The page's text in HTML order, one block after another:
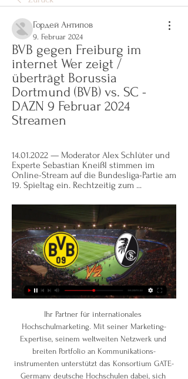
Гордей Антипов
9. Februar 2024
BVB gegen Freiburg im
internet Wer zeigt /
überträgt Borussia
Dortmund (BVB) vs. SC -
DAZN 9 Februar 2024
Streamen
14.01.2022 — Moderator Alex Schlüter und
Experte Sebastian Kneißl stimmen im
Online-Stream auf die Bundesliga-Partie am
19. Spieltag ein. Rechtzeitig zum ...
Ihr Partner für internationales Hochschulmarketing. Mit seiner Marketing-Expertise, seinem weltweiten Netzwerk und breiten Portfolio an Kommunikations-instrumenten unterstützt das Konsortium GATE-Germany deutsche Hochschulen dabei, sich international zu positionieren.

ORF SPORT + mit Eishockey-WM-Spielen Lettland – Österreich und Russland – Österreich Auch am 11. und 12. Mai: Tennis, UEFA Euro 2019 Women’s Under 17, …

Handball Ergebnisse der Spiele des 13. September 2017 Die Handball Ergebnisse der Spiele vom 13. September 2017 im Ergebnis Archiv. Für den Handball Mittwoch, den 13.9.2017 sind auf 2 Seite(n) insgesamt 57 Ergebnisse vorhanden.

Mit Indeed können Sie Millionen Jobs durchsuchen und somit den nächsten Schritt in Ihrer Karriere planen. Wir begleiten Sie mit unseren Tools bei jedem Schritt auf diesem Weg.

Nachfolgend schlagen wir die Prognose für das Fußballspiel MSV Duisburg - Greuther Fürth, gültig für die Liga/Cup DFB-Pokal, die auf 10/08/2019 gespielt werden.

Hertha BSC hat das Auswärtsspiel gegen den 1. FC Köln klar für sich entschieden. Die Berliner gewannen mit 4:0 (1:0) und verbesserten sich in der Tabelle auf Platz zehn. Der in der 58. Minute.

LASK hielt mit 0:1 bei Besiktas EL-Aufstiegschance am Leben. Der einzige Treffer der Partie fiel bereits in der 6. Minute. Die Linzer waren mit viel Engagement bei der Sache und hatten durchaus Ausgleichschancen. Read more on the original site. Most Popular (24 Hours)

Der FC Vaduz übersteht die erste Qualifikationsrunde zur Europa League. Nach einem torlosen Remis im Hinspiel in Island siegen die Liechtensteiner daheim gegen Breidablik Kopavogur 2:1.

The latest Tweets from FC St. Pauli (@fcstpauli). +++ Offizieller Twitter-Account des FC St. Pauli | English: @fcstpauli_EN +++ #fcsp +++ Datenschutzerklärung: https.

Borussia Dortmund - SC Freiburg im TV und Livestream vor 5 Tagen — Zum Glück für viele BVB-Fans wird Dortmund aufgrund der großen Reichweite ausgewählt – so war es auch in der 3. Runde gegen den VfL Bochum ( ...

Stade Lausanne-Ouchy ist das Team der Stunde. Nach drei Siegen in Serie möchte das Team von Andrea Binotto im Aarauer Brügglifeld für die nächste Überraschung sorgen. Das Momentum hat der Aufsteiger dabei auf seiner Seite.

Dortmund gegen SC Freiburg im Live-Stream Wer zeigt / übertr vor 30 Minuten — Bundesliga: Borussia Dortmund gegen den SC Freiburg Auch online überträgt Sky die Partie Dortmund gegen Freiburg live. Über Sky Go und WOW TV ( ...

Pustertal übernimmt nach Niederlage von Wipptal die Tabellenführung SuedtirolNews.it - Sport. Bruneck – Der HC Pustertal Wölfe ist neuer Tabellenführer der Alps Hockey League. Der Vizemeister der vergangenen Saison gewann gegen die Red Bull. SuedtirolNews.it / Sport-20. Oktober 2019, 12:00 Uhr

BVB ist "guter Dinge" und will gegen Freiburg Reaktion zeigen vor 12 Stunden — Borussia Dortmund will im Heimspiel gegen den SC Freiburg zurück in die Erfolgsspur. Die Enttäuschung des Remis in Heidenheim soll Energien ...

Freiburg TV Übertragung heute: BVB live im Stream und TV 14.01.2022 — 1. Bundesliga – Dortmund vs. Freiburg: Datum, Uhrzeit, Spielort, Schiedsrichter. Das Spiel zwischen Borussia Dortmund und SC Freiburg findet ...

Der Dänische Eishockeypokal ist der nationale Pokalwettbewerb in Dänemark im Eishockey. Erstmals fand der Wettbewerb 1998 statt. Er wird seit der Saison 2001/02 jährlich ausgetragen.

Fußball in Wien. Hier finden sie alle Wiener Fußball Ergebnisse, Tabellen und Torschützen. Jetzt kostenlos die Fußball App für Ihr Handy holen!

Mit diesem guten Zug starteten die Frankfurterinnen auch in die neue Sai- son. Nach zwei Spielen gegen zwei hochkarätige Gegner wie die Turbi- nen aus Potsdam und dem FC Bay- ern München konnte die Frankfurter Mannschaft drei Punkte durch einen knappen 3:2-Sieg mitnehmen und gut in die Saison starten. Am dritten Spiel- tag triff t der 1. FFC.

Online Shop! Jetzt bestellen > Zum Shop. Essenz unser Kundenmagazin. zum Magazin. exclusiv bei vinazion. London Dry Gin by vinazion. zum Shop. Unsere Highlights. Drei Spitzenweine. 3 Kundenkarte. Inhaber einer Kundenkarte profitieren von mindestens. 10% Rabatt! > mehr.

Event Name Start Datum TV Sender Sport erstellt von ; FC Dallas – New York City FC: 23. September 2019 um 00:00 Uhr: sportdigital.tv: Fußball USA, Major League Soccer, 31.

Nur ein Jahr später wurde er in die Jugendabteilung des Erstligisten Grasshopper Club Zürich übernommen. Ab dem Beginn der Spielzeit 2009/10 erhielt er Spielpraxis bei der zweiten Mannschaft der Grasshoppers, mit welcher er in der dritthöchsten Liga antrat.

Nach dem erfolgreichen Abschluss eines Bachelorstudiums können Studierende in Australien einen aufbauenden Studiengang – auch Postgraduate Studies genannt – belegen. Ähnlich wie in Deutschland dauert in Australien der Master zwischen zwei und vier Semestern. Zugangsvoraussetzung ist in der Regel der Bachelorabschluss, in Ausnahmefällen.

Die Playoffs 2016 in der DEL stehen an, Eishockey pur! Diese Spiele werden live übertragen und so sehen Sie sie live im TV und im kostenlosen Live-Stream.

Das Eintracht Frankfurt Heimtrikot 2019/2020 besticht durch Längsstreifen in den Vereinsfarben Rot, Schwarz und Weiß. Im Kontrast dazu steht das SGE Auswärtstrikot 19/20 ganz in Weiß mit Akzenten in Rot und Schwarz, an Ärmeln und Hals.

Bundesliga: Borussia Dortmund gegen den SC Freiburg live Auch online überträgt Sky die Partie Dortmund gegen Freiburg live. Über Sky Go und WOW TV (ehemals Sky Ticket) [Anzeige] könnt ihr den Livestream mitverfolgen.

Fram Larvik gegen Florø Live-Ticker (und kostenlos Übertragung Video Live-Stream sehen im Internet) startet am 5.10.2019. um 12:00 (UTC Zeitzone) in Fram Stadion, Larvik, Norway, in …

BVB gegen den SC Freiburg live: Das Freitagsspiel in TV und vor 2 Tagen — Borussia Dortmund empfängt am Freitag den SC Freiburg. Wir erklären, wo und wie Sie das BVB-Heimspiel live im TV verfolgen können.

Universidad Nacional de Hurlingham. Schulwesen. Noticias Merlo. Universidad Nacional de Luján - Sede Campana. Hochschule und Universität. Municipalidad de San Miguel (Buenos Aires) Regierungsinstitution. Centro. Gewerkschaft. Seiten, die dieser Seite gefallen. Universidad Nacional de Luján - Sede San Fernando. Aktueller Beitrag der Seite.

Sport-Club Freiburg - Borussia Dortmund | Saison 2022/2023 Spieltag in Augsburg einen direkten Freistoß zur 2:0-Führung ins Netz. Auch beim 2 Der SC Freiburg ist bereits seit drei Heimspielen gegen Borussia Dortmund ...

Nach dem Verlust der weißen Weste in der Volksbank-Arena am Sonntag gegen die DUKES und der damit verbundenen verlorenen Tabellenführung, soll... weiterlesen. Coach Nabil Info. Verein. In einem von Defensive geprägten Schlagerspiel konnten sich heute die Gäste aus Klosterneuburg knapp mit 64:59 durchsetzen und übernehmen damit die

Fortuna Düsseldorf hat am Dienstag (16.04.2019) den neuen Vorstandschef Thomas Röttgermann offziell vorgestellt. Doch dabei ging es über weite Strecken nicht um den "Neuen" sondern vor allem um.

Luzern hat die beste Ausgangslage für den direkten Einzug in die Gruppenphase der Europa League. Die Innerschweizer überholen Lugano und sind neu Dritter. Xamax muss in die Barrage. Die Luzerner kamen daheim gegen den FC Zürich zu einem diskussionslosen 3:0. …

Spanien lebt überwiegend vom Tourismus, Millionen von Touristen insbesondere aus Deutschland verbringen hier ihren Urlaub. Aber eine Spanienreise lohnt sich durchaus auch aus anderen Gründen: Notarkosten sind in Spanien teils deutlich billiger als in Deutschland.

Augsburger Panther Christoffer Hurtik Dominic Borger Gordon Schukies Kölner Haie Markus Eberl Nachbericht Saison 2016/17 Saison 2016/17 - Spieltag 37 Spieltag 37 Anregungen, Fragen, Kritik? Häufige Fragen finden sich hier .

Borussia Dortmund gegen SC Freiburg: So sehen Sie das 14.01.2022 — Borussia Dortmund empfängt am 19. Spieltag der Bundesliga den SC Freiburg. So sehen Sie die Partie heute live im TV und im Live-Stream.

Nach dem Abstieg der Grasshoppers Zürich befindet sich ÖFB-Teamtorhüter Heinz Lindner auf Vereinssuche. "Ich hoffe, dass sich das in den nächsten Wochen erledigt. Je früher, desto besser", sagt der Oberösterreicher, dessen Fokus vorerst einmal auf dem EM-Quali-Doppel gegen Slowenien und Nordmazedonien liegt...

Unter Druck: BVB hofft auf neuen Schub gegen Freiburg vor 10 Stunden — ZEIT ONLINE hat diese Meldung redaktionell nicht bearbeitet. Sie wurde automatisch von der Deutschen Presse-Agentur (dpa) übernommen ...

Dornbirn vertraut außerdem auf die Künste von Goalie Rasmus Rinne (Fangquote 91,2%), der imstande ist, die gegnerischen Stürmer zur Verzweiflung zu bringen, wenn er „seinen“ Tag erwischt. Bozen hingegen nimmt den Spielbetrieb nach der internationalen Pause von Platz zwei aus in Angriff, nur einen Punkt mehr hat Leader Graz.

Der EHC Visp bekundete gegen die EVZ Academy keine Schwierigkeiten. Beim klaren 5:0 (2:0, 1:0, 2:0)-Erfolg über die Innerschweizer traf Mark Van Guilder gleich dreimal. Der Sieg war auch in dieser Höhe verdientermassen ausgefallen, auch wenn …

Sehr gues Gasthaus am Hauptplatz 3 Gasthof Renko-Stiegler, sehr sehr gute Küche, sehr gemütlich und sehr nettes Personal. Mit dem Auto kein Problem und zu Fuß schön zum Durchgehen. Möglichkeiten etwas in Ferlach zu unternehmen sind eher sehr begrenzt aber sehr ruhig zu nächtigen und eine gute Möglichkeit zu wohnen um Ausflüge zu machen.

Freiburg gegen BVB im TV, Radio und Internet vor 12 Stunden — Der Dortmunder Lokalsender Radio 91.2 bringt wie immer ausführliche Live-Einblendungen. Internet:Das BVB-Netradio ist ab 15.25 Uhr nonstop live und ohne ...

Ende der Personalnot: BVB gegen Freiburg unter Zugzwang vor 9 Stunden — Doch vor dem Spiel gegen Freiburg hat BVB-Trainer Edin Terzic die Qual der Wahl. Das hilft ihm, auf den schwachen Auftritt in Heidenheim zu ...

Klar, bei den anonymen Alkoholikern ist es zwar nicht so sauglatt wie am Ballermann mit einem 10-Liter-Kübel voll Sangria unter dem Arm. Aber dafür l